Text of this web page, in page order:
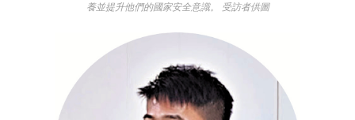
養並提升他們的國家安全意識。 受訪者供圖